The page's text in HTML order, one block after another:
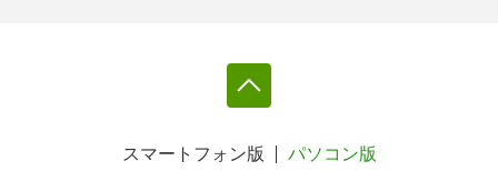
スマートフォン版 パソコン版